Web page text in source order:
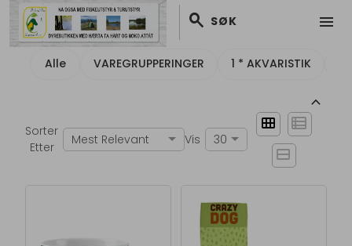
search SØK menu
Alle VAREGRUPPERINGER 1 * AKVARISTIK
Sorter
Etter
Mest Relevant Vis 30
view_module
view_list
view_stream
keyboard_arrow_up